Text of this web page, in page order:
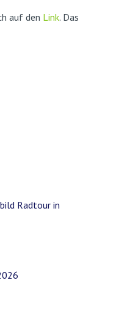
auf den Link. Das
Radtour in